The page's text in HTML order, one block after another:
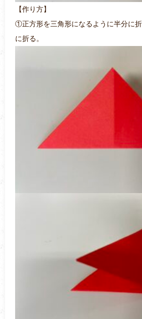
【作り方】
①正方形を三角形になるように半分に
に折る。